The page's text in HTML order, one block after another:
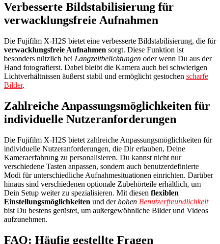
Verbesserte Bildstabilisierung für
verwacklungsfreie Aufnahmen
Die Fujifilm X-H2S bietet eine verbesserte Bildstabilisierung, die für
verwacklungsfreie Aufnahmen sorgt. Diese Funktion ist
besonders nützlich bei Langzeitbelichtungen oder wenn Du aus der
Hand fotografierst. Dabei bleibt die Kamera auch bei schwierigen
Lichtverhältnissen äußerst stabil und ermöglicht gestochen scharfe
Bilder.
Zahlreiche Anpassungsmöglichkeiten für
individuelle Nutzeranforderungen
Die Fujifilm X-H2S bietet zahlreiche Anpassungsmöglichkeiten für
individuelle Nutzeranforderungen, die Dir erlauben, Deine
Kameraerfahrung zu personalisieren. Du kannst nicht nur
verschiedene Tasten anpassen, sondern auch benutzerdefinierte
Modi für unterschiedliche Aufnahmesituationen einrichten. Darüber
hinaus sind verschiedenen optionale Zubehörteile erhältlich, um
Dein Setup weiter zu spezialisieren. Mit diesen flexiblen
Einstellungsmöglichkeiten und derhohen Benutzerfreundlichkeit
bist Du bestens gerüstet, um außergewöhnliche Bilder und Videos
aufzunehmen.
FAQ: Häufig gestellte Fragen